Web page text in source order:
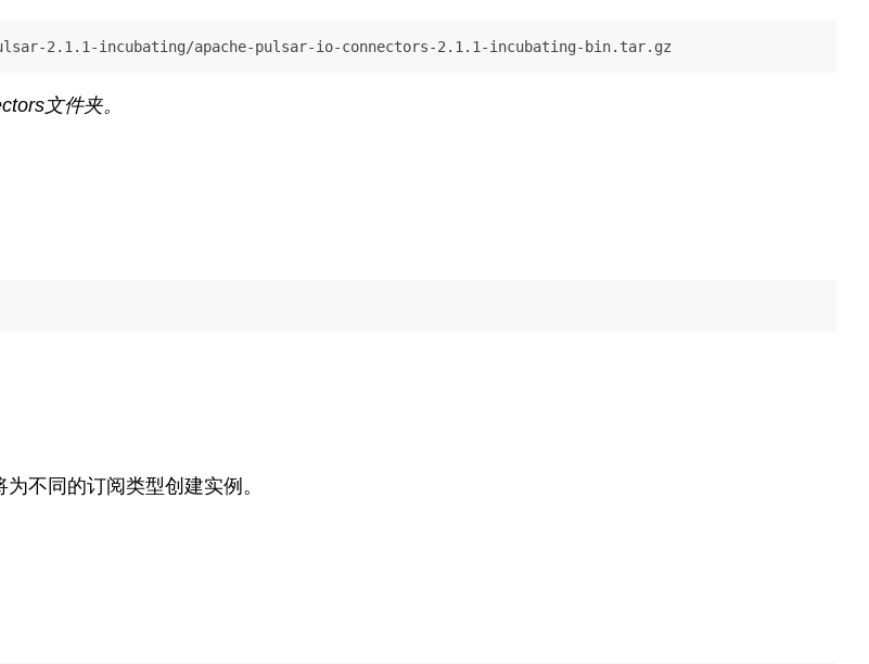
2.1.1-incubating/apache-pulsar-io-connectors-2.1.1-incubating-bin.tar.gz
文件夹。
不同的订阅类型创建实例。